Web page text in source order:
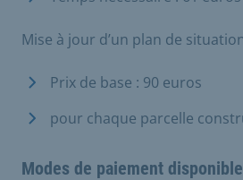
Mise à jour d’un plan de
Prix de base : 90 euros
pour chaque parcelle
Modes de paiement